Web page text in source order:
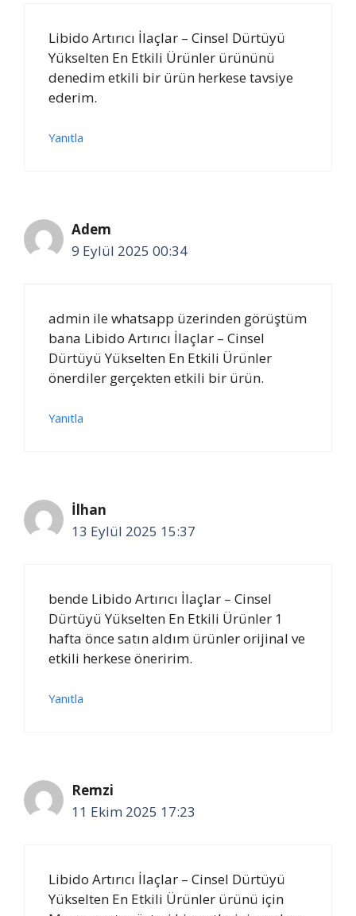
Libido Artırıcı İlaçlar – Cinsel Dürtüyü
Yükselten En Etkili Ürünler ürününü
denedim etkili bir ürün herkese tavsiye
ederim.
Yanıtla
Adem
9 Eylül 2025 00:34
admin ile whatsapp üzerinden görüştüm
bana Libido Artırıcı İlaçlar – Cinsel
Dürtüyü Yükselten En Etkili Ürünler
önerdiler gerçekten etkili bir ürün.
Yanıtla
İlhan
13 Eylül 2025 15:37
bende Libido Artırıcı İlaçlar – Cinsel
Dürtüyü Yükselten En Etkili Ürünler 1
hafta önce satın aldım ürünler orijinal ve
etkili herkese öneririm.
Yanıtla
Remzi
11 Ekim 2025 17:23
Libido Artırıcı İlaçlar – Cinsel Dürtüyü
Yükselten En Etkili Ürünler ürünü için